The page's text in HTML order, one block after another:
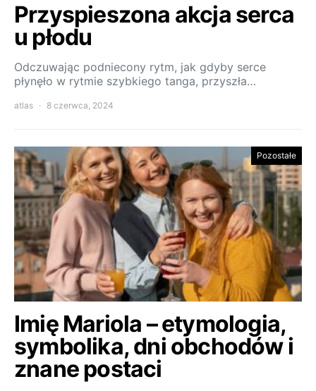
Przyspieszona akcja serca
u płodu
Odczuwając podniecony rytm, jak gdyby serce
płynęło w rytmie szybkiego tanga, przyszła…
atlas 8 czerwca, 2024
Pozostałe
Imię Mariola – etymologia,
symbolika, dni obchodów i
znane postaci